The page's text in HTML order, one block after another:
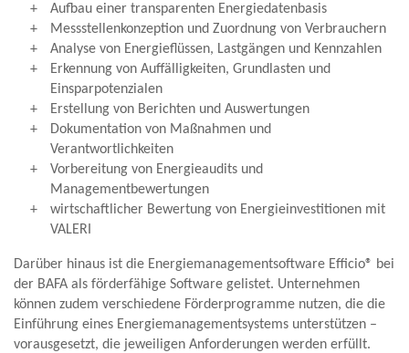
Aufbau einer transparenten Energiedatenbasis
Messstellenkonzeption und Zuordnung von Verbrauchern
Analyse von Energieflüssen, Lastgängen und Kennzahlen
Erkennung von Auffälligkeiten, Grundlasten und
Einsparpotenzialen
Erstellung von Berichten und Auswertungen
Dokumentation von Maßnahmen und
Verantwortlichkeiten
Vorbereitung von Energieaudits und
Managementbewertungen
wirtschaftlicher Bewertung von Energieinvestitionen mit
VALERI
Darüber hinaus ist die Energiemanagementsoftware Efficio® bei
der BAFA als förderfähige Software gelistet. Unternehmen
können zudem verschiedene Förderprogramme nutzen, die die
Einführung eines Energiemanagementsystems unterstützen –
vorausgesetzt, die jeweiligen Anforderungen werden erfüllt.